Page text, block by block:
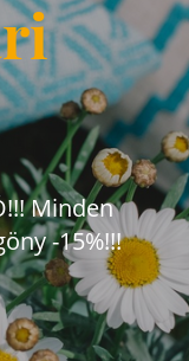
Minden
-15%!!!